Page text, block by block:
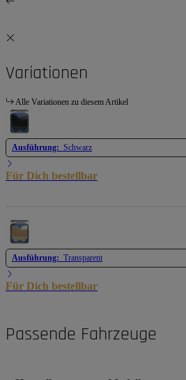
Variationen
Alle Variationen zu diesem Artikel
Ausführung: Schwarz
Für Dich bestellbar
Ausführung: Transparent
Für Dich bestellbar
Passende Fahrzeuge